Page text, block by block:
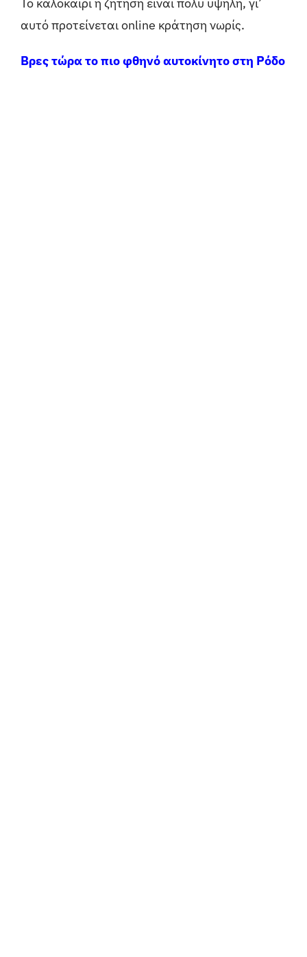
αυτό προτείνεται online κράτηση νωρίς.
Βρες τώρα το πιο φθηνό αυτοκίνητο στη Ρόδο